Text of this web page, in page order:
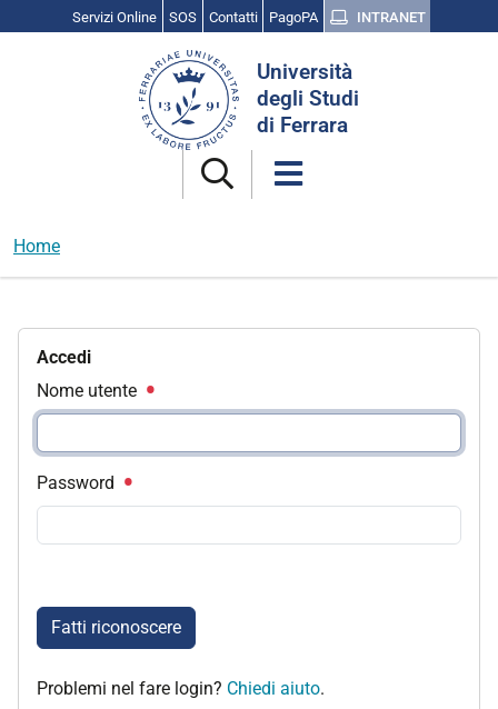
Servizi Online SOS Contatti PagoPA INTRANET
Università
degli Studi
di Ferrara
Home
Accedi
Nome utente
Password
Fatti riconoscere
Problemi nel fare login? Chiedi aiuto.